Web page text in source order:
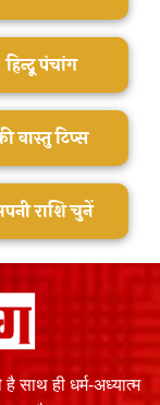
हिन्दू पंचांग
वास्तु टिप्स
राशि चुनें
साथ ही धर्म-अध्यात्म